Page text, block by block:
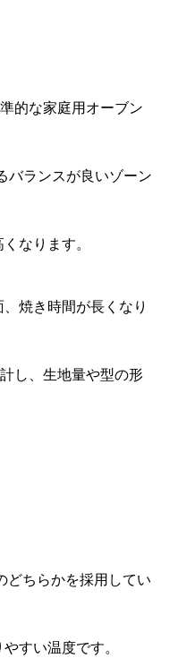
的な家庭用オーブン
バランスが良いゾーン
なります。
焼き時間が長くなり
し、生地量や型の形
どちらかを採用してい
すい温度です。